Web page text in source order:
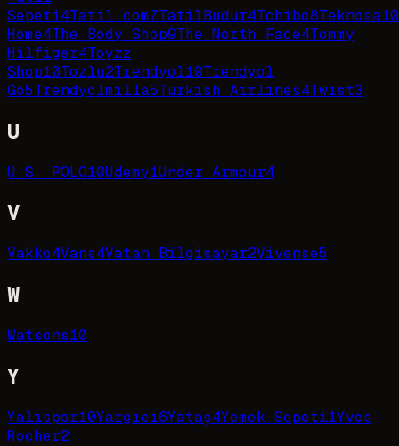
Sepeti4Tatil.com7TatilBudur4Tchibo8Teknosa10
Home4The Body Shop9The North Face4Tommy
Hilfiger4Toyzz
Shop10Tozlu2Trendyol10Trendyol
Go5Trendyolmilla5Turkish Airlines4Twist3
U
U.S. POLO10Udemy1Under Armour4
V
Vakko4Vans4Vatan Bilgisayar2Vivense5
W
Watsons10
Y
Yalıspor10Yargıcı6Yataş4Yemek Sepeti1Yves
Rocher2